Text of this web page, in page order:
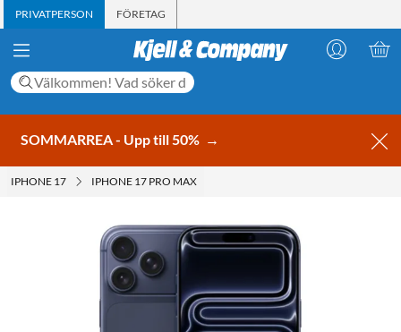
PRIVATPERSON FÖRETAG
SOMMARREA - Upp till 50% →
IPHONE 17 IPHONE 17 PRO MAX